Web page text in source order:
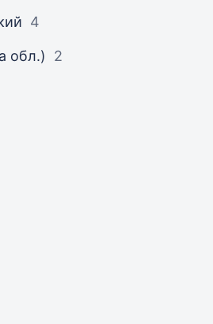
4
обл.) 2